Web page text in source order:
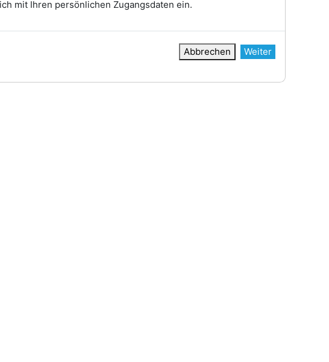
mit Ihren persönlichen Zugangsdaten ein.
Abbrechen Weiter